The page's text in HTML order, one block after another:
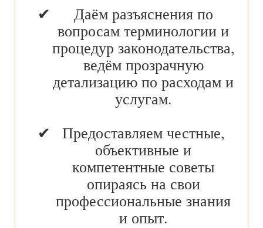
Даём разъяснения по
вопросам терминологии и
процедур законодательства,
ведём прозрачную
детализацию по расходам и
услугам.
Предоставляем честные,
объективные и
компетентные советы
опираясь на свои
профессиональные знания
и опыт.